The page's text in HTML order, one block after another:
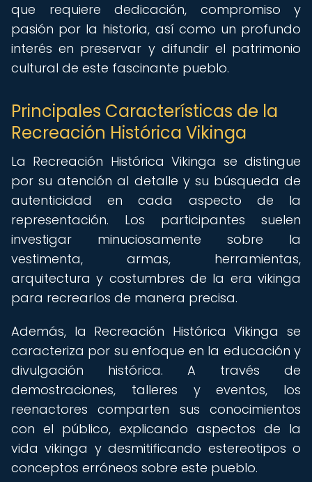
que requiere dedicación, compromiso y
pasión por la historia, así como un profundo
interés en preservar y difundir el patrimonio
cultural de este fascinante pueblo.
Principales Características de la
Recreación Histórica Vikinga
La Recreación Histórica Vikinga se distingue
por su atención al detalle y su búsqueda de
autenticidad en cada aspecto de la
representación. Los participantes suelen
investigar minuciosamente sobre la
vestimenta, armas, herramientas,
arquitectura y costumbres de la era vikinga
para recrearlos de manera precisa.
Además, la Recreación Histórica Vikinga se
caracteriza por su enfoque en la educación y
divulgación histórica. A través de
demostraciones, talleres y eventos, los
reenactores comparten sus conocimientos
con el público, explicando aspectos de la
vida vikinga y desmitificando estereotipos o
conceptos erróneos sobre este pueblo.